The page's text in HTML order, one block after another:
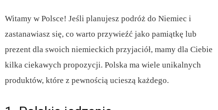
Witamy w Polsce! Jeśli planujesz podróż do Niemiec i
zastanawiasz się, co warto przywieźć jako pamiątkę lub
prezent dla swoich niemieckich przyjaciół, mamy dla Ciebie
kilka ciekawych propozycji. Polska ma wiele unikalnych
produktów, które z pewnością ucieszą każdego.